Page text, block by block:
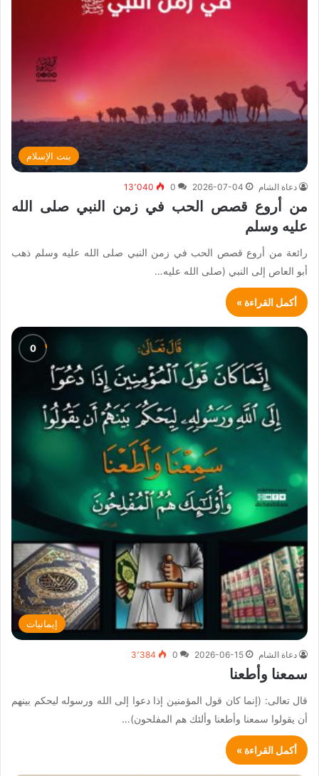
بنت الإسلام
دعاة الشام 2026-07-04
0 13٬040
من أروع قصص الحب في زمن النبي صلى الله
عليه وسلم
رائعة من أروع قصص الحب في زمن النبي صلى الله عليه وسلم ذهب
أبو العاص إلى النبي (صلى الله عليه…
أكمل القراءة »
إيمانيات
دعاة الشام 2026-06-15
0 3٬384
سمعنا وأطعنا
قال تعالى: (إنما كان قول المؤمنين إذا دعوا إلى الله ورسوله ليحكم بينهم
أن يقولوا سمعنا وأطعنا وألئك هم المفلحون)…
أكمل القراءة »